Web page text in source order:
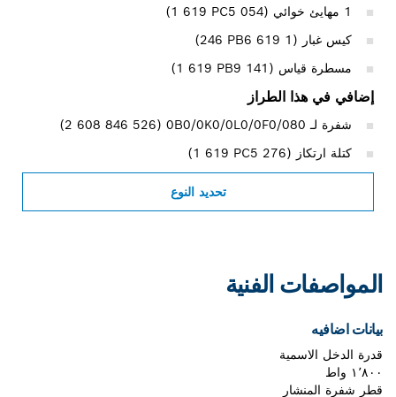
كيس غبار (1 619 PB6 ‏246)
مسطرة قياس (‎1 619 PB9 141)
إضافي في هذا الطراز
شفرة لـ 0B0/0K0/0L0/0F0/080‏ (‎2 608 846 526)
كتلة ارتكاز (‎1 619 PC5 276)
تحديد النوع
المواصفات الفنية
بيانات اضافيه
قدرة الدخل الاسمية
١٬٨٠٠ واط
قطر شفرة المنشار